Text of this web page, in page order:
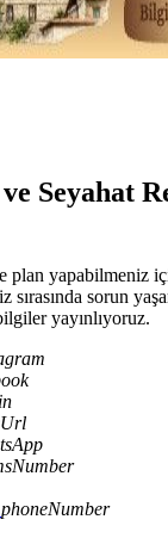
Seyahat
plan yapabilmeniz
sırasında sorun
yayınlıyoruz.
phoneNumber